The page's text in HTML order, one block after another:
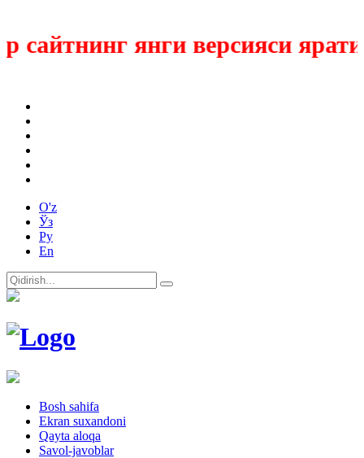
янги версияси
O'z
Ўз
Ру
En
Bosh sahifa
Ekran suxandoni
Qayta aloqa
Savol-javoblar